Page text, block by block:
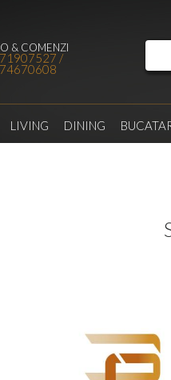
& COMENZI
/
LIVING DINING